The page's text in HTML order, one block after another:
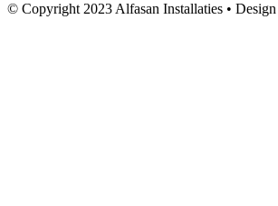
© Copyright 2023 Alfasan Installaties •